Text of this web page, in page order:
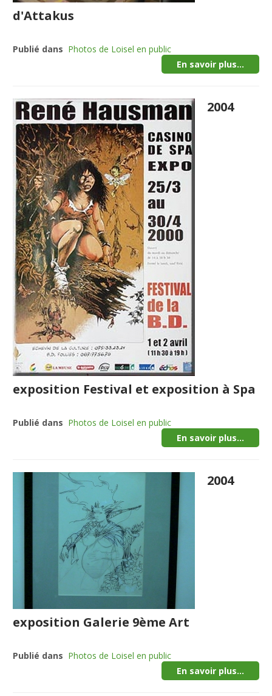
d'Attakus
Publié dans Photos de Loisel en public
En savoir plus...
2004
exposition Festival et exposition à Spa
Publié dans Photos de Loisel en public
En savoir plus...
2004
exposition Galerie 9ème Art
Publié dans Photos de Loisel en public
En savoir plus...